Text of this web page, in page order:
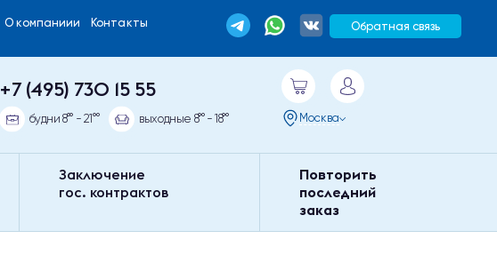
О компаниии Контакты Обратная связь
+7 (495) 730 15 55
будни 8°° - 21°° выходные 8°° - 18°° Москва
Заключение
гос. контрактов
Повторить
последний
заказ